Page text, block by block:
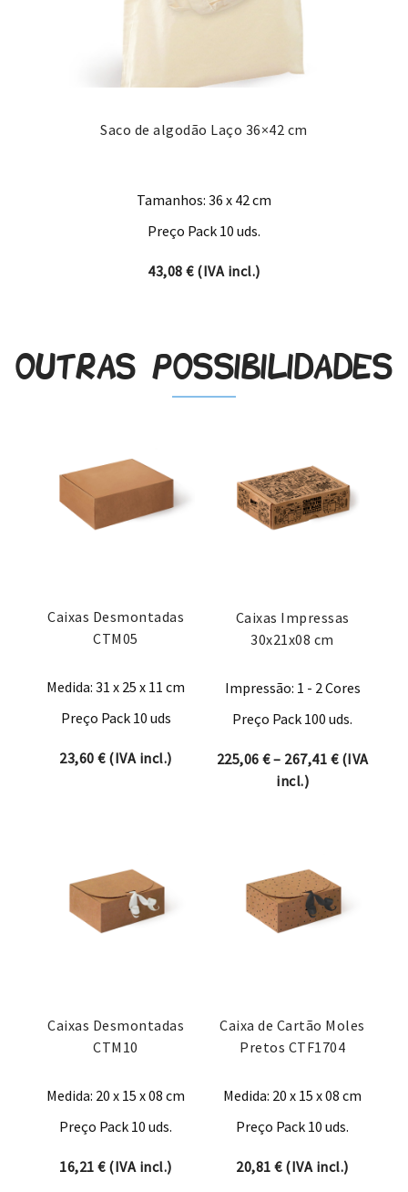
Saco de algodão Laço 36×42 cm
Tamanhos: 36 x 42 cm
Preço Pack 10 uds.
43,08€(IVA incl.)
Outras possibilidades
Caixas Desmontadas
CTM05
Medida: 31 x 25 x 11 cm
Preço Pack 10 uds
23,60€(IVA incl.)
Caixas Impressas
30x21x08 cm
Impressão: 1 - 2 Cores
Preço Pack 100 uds.
225,06 €– 267,41 €Price
(IVA
incl.)
Caixas Desmontadas
CTM10
Medida: 20 x 15 x 08 cm
Preço Pack 10 uds.
16,21€(IVA incl.)
Caixa de Cartão Moles
Pretos CTF1704
Medida: 20 x 15 x 08 cm
Preço Pack 10 uds.
20,81€(IVA incl.)